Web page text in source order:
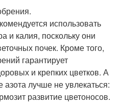
использовать
и калия, поскольку они
почек. Кроме того,
гарантирует
и крепких цветков. А
лучше не увлекаться:
развитие цветоносов.